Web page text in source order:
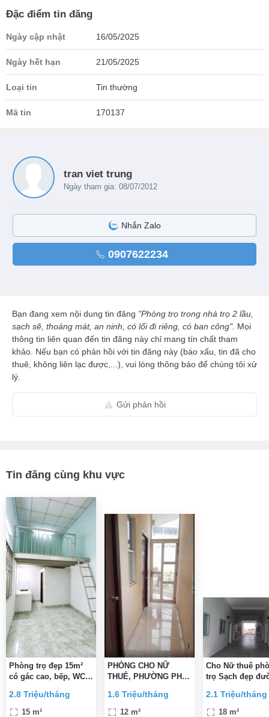
Đặc điểm tin đăng
Ngày cập nhật 16/05/2025
Ngày hết hạn 21/05/2025
Loại tin Tin thường
Mã tin 170137
tran viet trung
Ngày tham gia: 08/07/2012
Nhắn Zalo
0907622234
Bạn đang xem nội dung tin đăng "Phòng trọ trong nhà trọ 2 lầu,
sạch sẽ, thoáng mát, an ninh, có lối đi riêng, có ban công". Mọi
thông tin liên quan đến tin đăng này chỉ mang tín chất tham
khảo. Nếu bạn có phản hồi với tin đăng này (báo xấu, tin đã cho
thuê, không liên lạc được,...), vui lòng thông báo để chúng tôi xử
lý.
Gửi phản hồi
Tin đăng cùng khu vực
Phòng trọ đẹp 15m²
có gác cao, bếp, WC
Tân Phú
2.8 Triệu/tháng
15 m²
PHÒNG CHO NỮ
THUÊ, PHƯỜNG PHÚ
1.6 Triệu/tháng
12 m²
Cho Nữ thuê
trọ Sạch đẹp
Huit & Aeon 10p
rẻ
2.1 Triệu/tháng
18 m²